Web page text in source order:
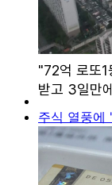
주식 열풍에